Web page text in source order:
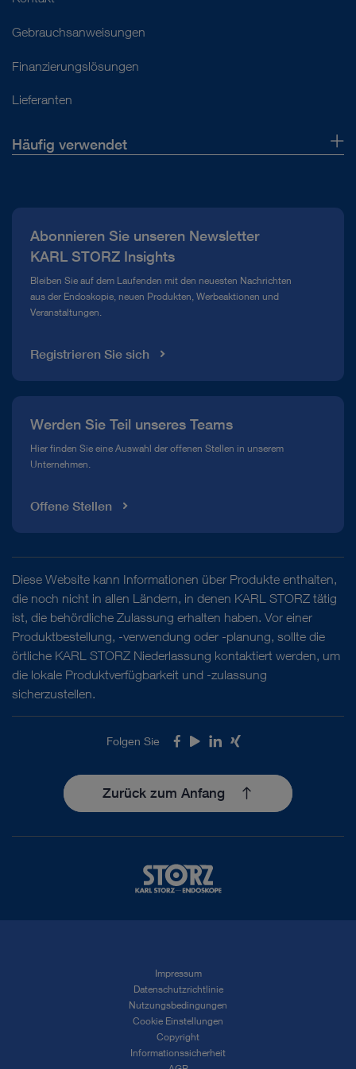
Gebrauchsanweisungen
Finanzierungslösungen
Lieferanten
Häufig verwendet
Compliance Hotline
Mediathek
Abonnieren Sie unseren Newsletter
KARL STORZ Insights
Bleiben Sie auf dem Laufenden mit den neuesten Nachrichten
aus der Endoskopie, neuen Produkten, Werbeaktionen und
Veranstaltungen.
Registrieren Sie sich
Werden Sie Teil unseres Teams
Hier finden Sie eine Auswahl der offenen Stellen in unserem
Unternehmen.
Offene Stellen
Diese Website kann Informationen über Produkte enthalten,
die noch nicht in allen Ländern, in denen KARL STORZ tätig
ist, die behördliche Zulassung erhalten haben. Vor einer
Produktbestellung, -verwendung oder -planung, sollte die
örtliche KARL STORZ Niederlassung kontaktiert werden, um
die lokale Produktverfügbarkeit und -zulassung
sicherzustellen.
Folgen Sie Facebook
Youtube
LinkedIn
Xing
Zurück zum Anfang
Impressum
Datenschutzrichtlinie
Nutzungsbedingungen
Cookie Einstellungen
Copyright
Informationssicherheit